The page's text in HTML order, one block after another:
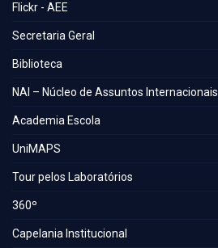
Flickr - AEE
Secretaria Geral
Biblioteca
NAI – Núcleo de Assuntos Internacionais
Academia Escola
UniMAPS
Tour pelos Laboratórios
360º
Capelania Institucional